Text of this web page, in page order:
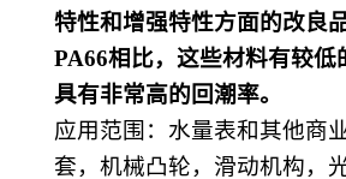
特性和增强特性方面的改良
PA66相比，这些材料有较低
具有非常高的回潮率。
应用范围 ： 水量表和其他商
套，机械凸轮，滑动机构，